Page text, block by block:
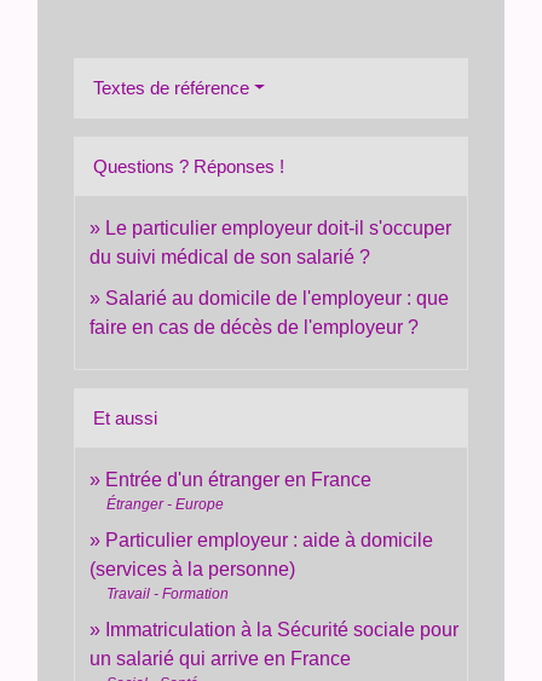
Textes de référence
Questions ? Réponses !
Le particulier employeur doit-il s'occuper
du suivi médical de son salarié ?
Salarié au domicile de l'employeur : que
faire en cas de décès de l'employeur ?
Et aussi
Entrée d'un étranger en France
Étranger - Europe
Particulier employeur : aide à domicile
(services à la personne)
Travail - Formation
Immatriculation à la Sécurité sociale pour
un salarié qui arrive en France